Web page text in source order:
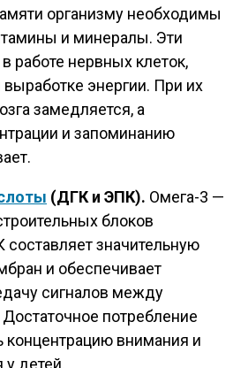
организму необходимы
и минералы. Эти
работе нервных клеток,
энергии. При их
замедляется, а
и запоминанию
(ДГК и ЭПК). Омега-3 —
блоков
составляет значительную
и обеспечивает
сигналов между
потребление
внимания и
у детей.